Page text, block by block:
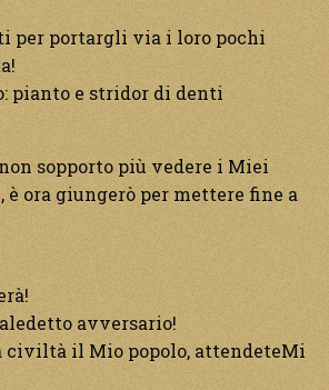
per portargli via i loro pochi
pianto e stridor di denti
sopporto più vedere i Miei
ora giungerò per mettere fine a
avversario!
civiltà il Mio popolo, attendeteMi